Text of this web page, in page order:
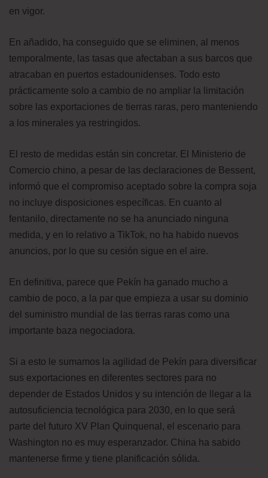
en vigor.
En añadido, ha conseguido que se eliminen, al menos
temporalmente, las tasas que afectaban a sus barcos que
atracaban en puertos estadounidenses. Todo esto
prácticamente solo a cambio de no ampliar la limitación
sobre las exportaciones de tierras raras, pero manteniendo
a los minerales ya restringidos.
El resto de medidas están sin concretar. El Ministerio de
Comercio chino, a pesar de las declaraciones de Bessent,
informó que el compromiso aceptado sobre la compra soja
no incluye disposiciones específicas. En cuanto al
fentanilo, directamente no se ha anunciado ninguna
medida, y en lo relativo a TikTok, no ha habido nuevos
anuncios, por lo que su cesión sigue en el aire.
En definitiva, parece que Pekín ha ganado mucho a
cambio de poco, a la par que empieza a usar su dominio
del suministro mundial de las tierras raras como una
importante baza negociadora.
Si a esto le sumamos la agilidad de Pekín para diversificar
sus exportaciones en diferentes sectores para no
depender de Estados Unidos y su intención de llegar a la
autosuficiencia tecnológica para 2030, en lo que será
parte del futuro XV Plan Quinquenal, el escenario para
Washington no es muy esperanzador. China ha sabido
mantenerse firme y tiene planificación sólida.